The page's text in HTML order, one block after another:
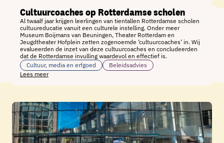
Cultuurcoaches op Rotterdamse scholen
Al twaalf jaar krijgen leerlingen van tientallen Rotterdamse scholen
cultuureducatie vanuit een culturele instelling. Onder meer
Museum Boijmans van Beuningen, Theater Rotterdam en
Jeugdtheater Hofplein zetten zogenoemde ‘cultuurcoaches’ in. Wij
evalueerden de inzet van deze cultuurcoaches en concludeerden
dat de Rotterdamse invulling waardevol en effectief is.
Cultuur, media en erfgoed
Beleidsadvies
Lees meer